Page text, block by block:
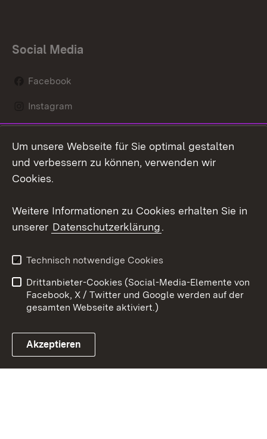
Social Media
Facebook
Instagram
Mastodon
Youtube
Link zum Landesportal
Kontakt
Datenschutz
Barrierefreiheit
Impressum Cookies
Um unsere Webseite für Sie optimal gestalten
und verbessern zu können, verwenden wir
Cookies.
Weitere Informationen zu Cookies erhalten Sie in
unserer Datenschutzerklärung.
Technisch notwendige Cookies
Drittanbieter-Cookies (Social-Media-Elemente von
Facebook, X / Twitter und Google werden auf der
gesamten Webseite aktiviert.)
Akzeptieren